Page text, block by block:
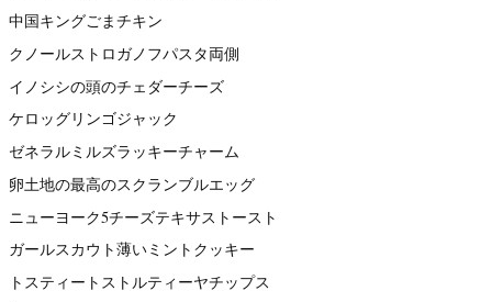
中国キングごまチキン
クノールストロガノフパスタ両側
イノシシの頭のチェダーチーズ
ケロッグリンゴジャック
ゼネラルミルズラッキーチャーム
卵土地の最高のスクランブルエッグ
ニューヨーク5チーズテキサストースト
ガールスカウト薄いミントクッキー
トスティートストルティーヤチップス